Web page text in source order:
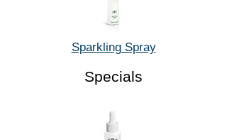
Sparkling Spray
Specials